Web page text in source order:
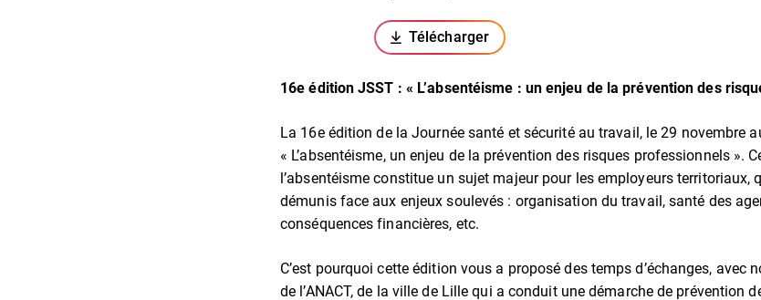
Télécharger
(ouverture dans un nouvel onglet)
16e édition JSST : « L’absentéisme : un enjeu de la prévention des
La 16e édition de la Journée santé et sécurité au travail, le 29 novembre
« L’absentéisme, un enjeu de la prévention des risques professionnels ».
l’absentéisme constitue un sujet majeur pour les employeurs territoriaux,
démunis face aux enjeux soulevés : organisation du travail, santé des
conséquences financières, etc.
C’est pourquoi cette édition vous a proposé des temps d’échanges, avec
de l’ANACT, de la ville de Lille qui a conduit une démarche de prévention